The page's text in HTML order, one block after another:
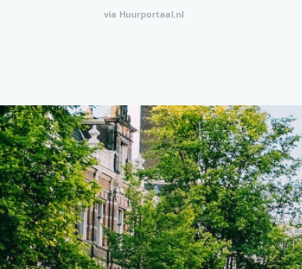
de 6e verdieping biedt een ideale
van €107,50 per maand is dit een
geweldige kans voor professionals
die op zoek zijn naar een woning die
direct beschikbaar is vanaf 1 april
2026. Bij binnenkomst word je
verwelkomd in een ruime
woonkamer met open keuken,
samen goed voor 44 m² aan
leefruimte. De lichte woonkamer
via Huurportaal.nl